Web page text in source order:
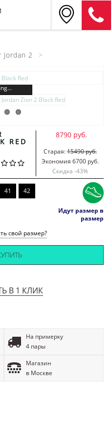
Jordan 2
RED
8790 руб.
Старая:15490 руб.
Экономия 6700 руб.
Скидка -43%
41 42
Идут размер в
размер
свой размер?
В 1 КЛИК
На примерку
4 пары
Магазин
в Москве